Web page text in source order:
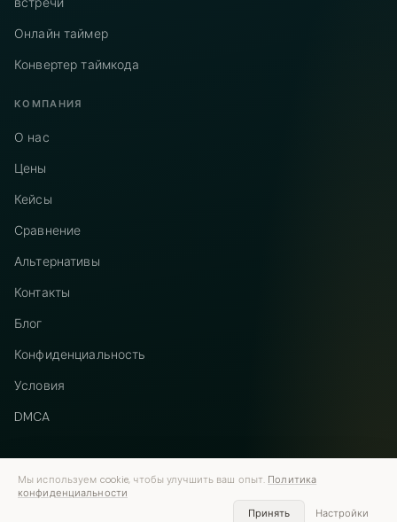
Онлайн таймер
Конвертер таймкода
КОМПАНИЯ
О нас
Цены
Кейсы
Сравнение
Альтернативы
Контакты
Блог
Конфиденциальность
Условия
DMCA
© 2026 Vastflow. Все права защищены. Telegram
Мы используем cookie, чтобы улучшить ваш опыт. Политика
конфиденциальности
Принять
Настройки